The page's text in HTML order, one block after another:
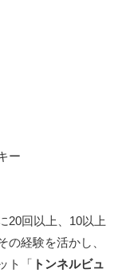
ー
20回以上、10以上
経験を活かし、
ト「 トンネルビュ